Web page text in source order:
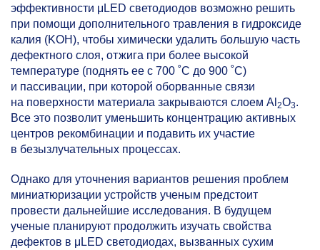
эффективности μLED светодиодов возможно решить
при помощи дополнительного травления в гидроксиде
калия (KOH), чтобы химически удалить большую часть
дефектного слоя, отжига при более высокой
температуре (поднять ее с 700 ˚C до 900 ˚C)
и пассивации, при которой оборванные связи
на поверхности материала закрываются слоем Al 2O3.
Все это позволит уменьшить концентрацию активных
центров рекомбинации и подавить их участие
в безызлучательных процессах.
Однако для уточнения вариантов решения проблем
миниатюризации устройств ученым предстоит
провести дальнейшие исследования. В будущем
ученые планируют продолжить изучать свойства
дефектов в μLED светодиодах, вызванных сухим